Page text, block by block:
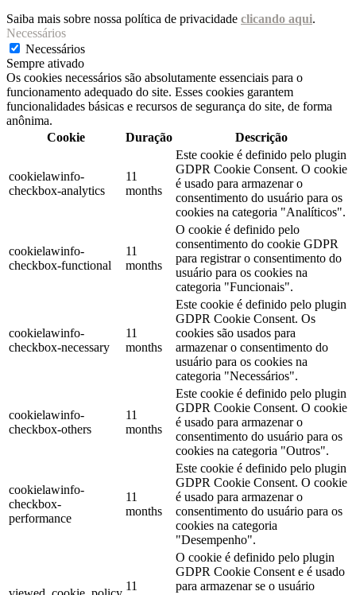
Saiba mais sobre nossa política de privacidade clicando aqui.
Necessários
Necessários
Sempre ativado
Os cookies necessários são absolutamente essenciais para o
funcionamento adequado do site. Esses cookies garantem
funcionalidades básicas e recursos de segurança do site, de forma
anônima.
Cookie
Duração Descrição
cookielawinfo-
checkbox-analytics
11
months
Este cookie é definido pelo plugin
GDPR Cookie Consent. O cookie
é usado para armazenar o
consentimento do usuário para os
cookies na categoria "Analíticos".
cookielawinfo-
checkbox-functional
11
months
O cookie é definido pelo
consentimento do cookie GDPR
para registrar o consentimento do
usuário para os cookies na
categoria "Funcionais".
cookielawinfo-
checkbox-necessary
11
months
Este cookie é definido pelo plugin
GDPR Cookie Consent. Os
cookies são usados ​​para
armazenar o consentimento do
usuário para os cookies na
categoria "Necessários".
cookielawinfo-
checkbox-others
11
months
Este cookie é definido pelo plugin
GDPR Cookie Consent. O cookie
é usado para armazenar o
consentimento do usuário para os
cookies na categoria "Outros".
cookielawinfo-
checkbox-
performance
11
months
Este cookie é definido pelo plugin
GDPR Cookie Consent. O cookie
é usado para armazenar o
consentimento do usuário para os
cookies na categoria
"Desempenho".
11
O cookie é definido pelo plugin
GDPR Cookie Consent e é usado
para armazenar se o usuário